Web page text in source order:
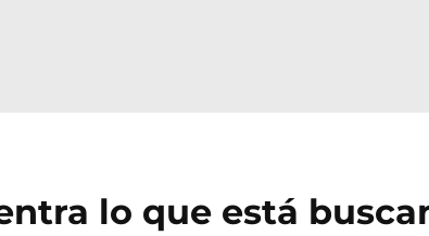
lo que está